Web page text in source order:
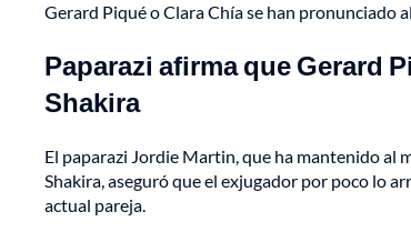
Gerard Piqué o Clara Chía se han pronunciado
Paparazi afirma que Gerard
Shakira
El paparazi Jordie Martin, que ha mantenido al
Shakira, aseguró que el exjugador por poco lo
actual pareja.